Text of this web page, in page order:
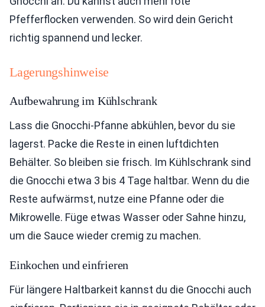
Pfefferflocken verwenden. So wird dein Gericht
richtig spannend und lecker.
Lagerungshinweise
Aufbewahrung im Kühlschrank
Lass die Gnocchi-Pfanne abkühlen, bevor du sie
lagerst. Packe die Reste in einen luftdichten
Behälter. So bleiben sie frisch. Im Kühlschrank sind
die Gnocchi etwa 3 bis 4 Tage haltbar. Wenn du die
Reste aufwärmst, nutze eine Pfanne oder die
Mikrowelle. Füge etwas Wasser oder Sahne hinzu,
um die Sauce wieder cremig zu machen.
Einkochen und einfrieren
Für längere Haltbarkeit kannst du die Gnocchi auch